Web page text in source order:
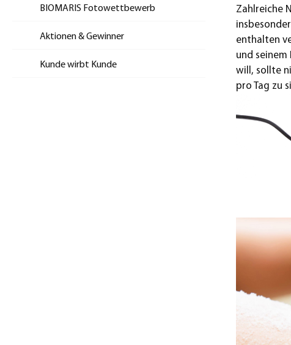
BIOMARIS Fotowettbewerb
Aktionen & Gewinner
Kunde wirbt Kunde
Zahlreiche
enthalten
und
will, sollte
pro Tag zu